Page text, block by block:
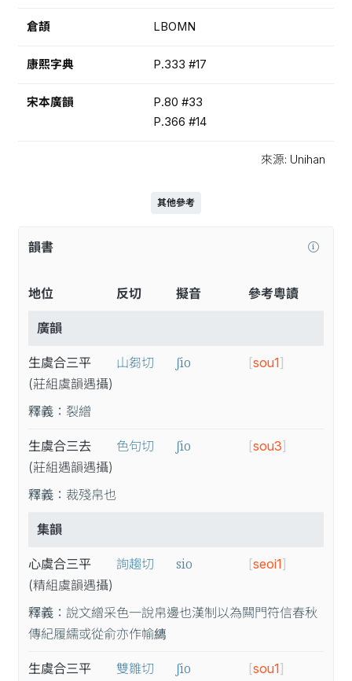
倉頡 LBOMN
康熙字典 P.333 #17
宋本廣韻
P.80 #33
P.366 #14
來源: Unihan
其他參考
韻書
地位 反切 擬音 參考粵讀
廣韻
生虞合三平
(莊組虞韻遇攝)
山芻切 ʃio [sou1]
釋義： 裂繒
生虞合三去
(莊組遇韻遇攝)
色句切 ʃio [sou3]
釋義： 裁殘帛也
集韻
心虞合三平
(精組虞韻遇攝)
詢趨切 sio [seoi1]
釋義： 說文繒采色一說帛邊也漢制以為闗門符信春秋
傳紀履繻或從俞亦作㡏𦅎
生虞合三平
雙雛切 ʃio [sou1]